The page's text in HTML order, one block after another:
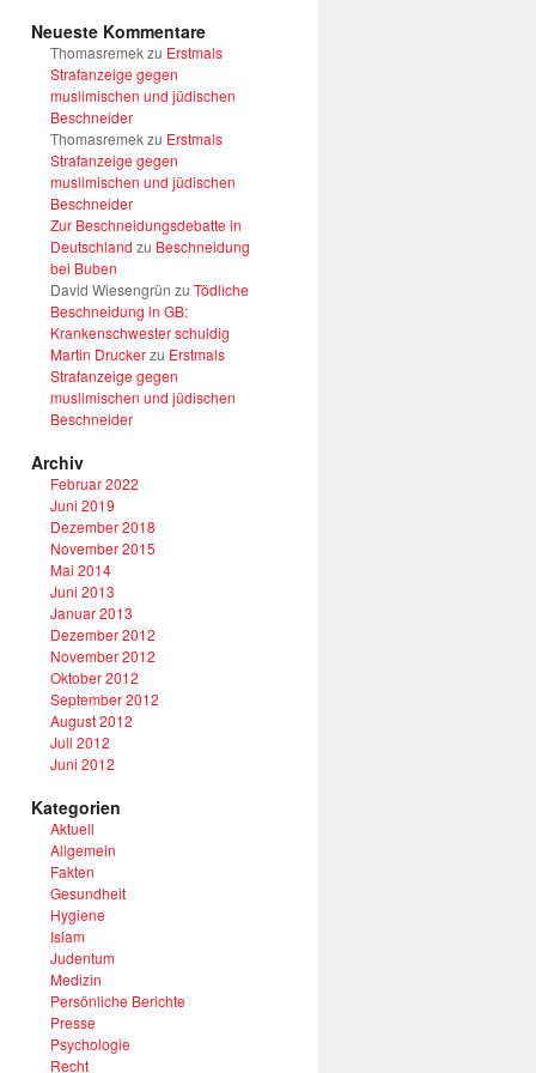
Neueste Kommentare
Thomasremekzu Erstmals
Strafanzeige gegen
muslimischen und jüdischen
Beschneider
Thomasremekzu Erstmals
Strafanzeige gegen
muslimischen und jüdischen
Beschneider
Zur Beschneidungsdebatte in
Deutschland zu Beschneidung
bei Buben
David Wiesengrün zu Tödliche
Beschneidung in GB:
Krankenschwester schuldig
Martin Druckerzu Erstmals
Strafanzeige gegen
muslimischen und jüdischen
Beschneider
Archiv
Februar 2022
Juni 2019
Dezember 2018
November 2015
Mai 2014
Juni 2013
Januar 2013
Dezember 2012
November 2012
Oktober 2012
September 2012
August 2012
Juli 2012
Juni 2012
Kategorien
Aktuell
Allgemein
Fakten
Gesundheit
Hygiene
Islam
Judentum
Medizin
Persönliche Berichte
Presse
Psychologie
Recht